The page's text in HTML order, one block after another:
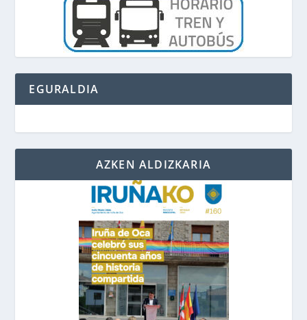
EGURALDIA
AZKEN ALDIZKARIA